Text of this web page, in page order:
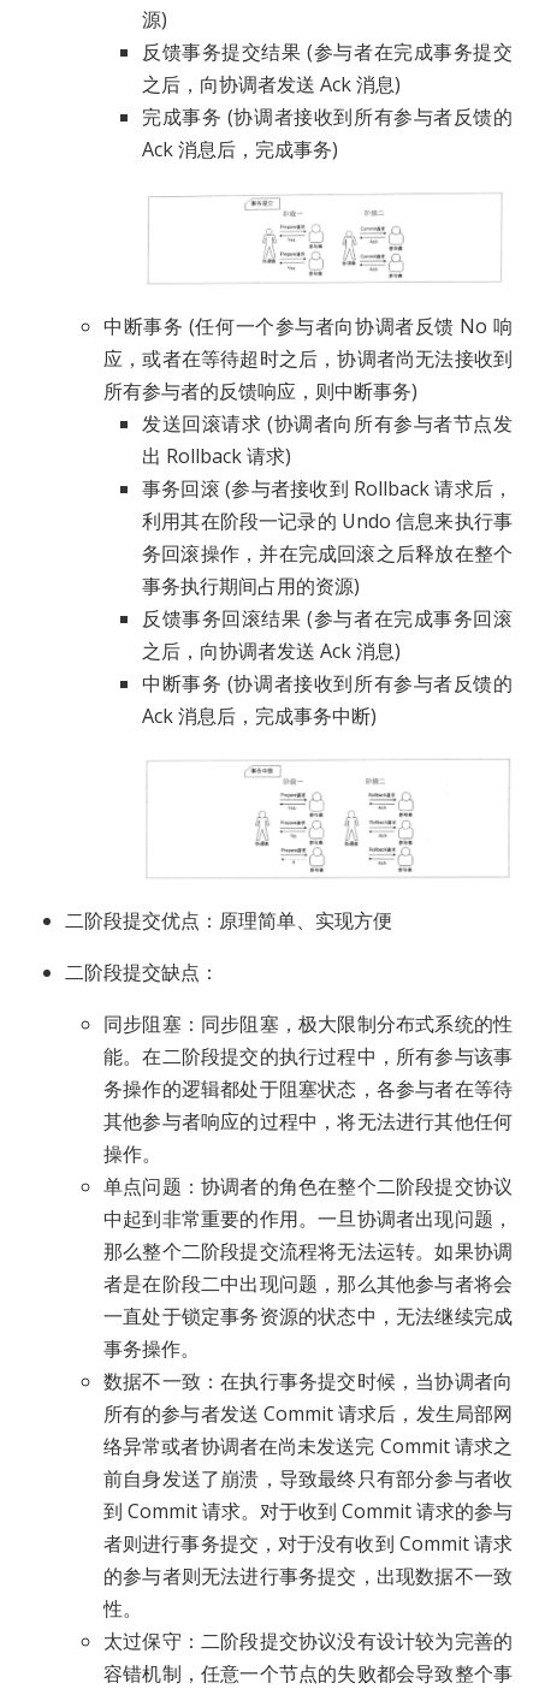
源)
反馈事务提交结果 (参与者在完成事务提交
之后，向协调者发送 Ack 消息)
完成事务 (协调者接收到所有参与者反馈的
Ack 消息后，完成事务)
中断事务 (任何一个参与者向协调者反馈 No 响
应，或者在等待超时之后，协调者尚无法接收到
所有参与者的反馈响应，则中断事务)
发送回滚请求 (协调者向所有参与者节点发
出 Rollback 请求)
事务回滚 (参与者接收到 Rollback 请求后，
利用其在阶段一记录的 Undo 信息来执行事
务回滚操作，并在完成回滚之后释放在整个
事务执行期间占用的资源)
反馈事务回滚结果 (参与者在完成事务回滚
之后，向协调者发送 Ack 消息)
中断事务 (协调者接收到所有参与者反馈的
Ack 消息后，完成事务中断)
二阶段提交优点：原理简单、实现方便
二阶段提交缺点：
同步阻塞：同步阻塞，极大限制分布式系统的性
能。在二阶段提交的执行过程中，所有参与该事
务操作的逻辑都处于阻塞状态，各参与者在等待
其他参与者响应的过程中，将无法进行其他任何
操作。
单点问题：协调者的角色在整个二阶段提交协议
中起到非常重要的作用。一旦协调者出现问题，
那么整个二阶段提交流程将无法运转。如果协调
者是在阶段二中出现问题，那么其他参与者将会
一直处于锁定事务资源的状态中，无法继续完成
事务操作。
数据不一致：在执行事务提交时候，当协调者向
所有的参与者发送 Commit 请求后，发生局部网
络异常或者协调者在尚未发送完 Commit 请求之
前自身发送了崩溃，导致最终只有部分参与者收
到 Commit 请求。对于收到 Commit 请求的参与
者则进行事务提交，对于没有收到 Commit 请求
的参与者则无法进行事务提交，出现数据不一致
性。
太过保守：二阶段提交协议没有设计较为完善的
容错机制，任意一个节点的失败都会导致整个事